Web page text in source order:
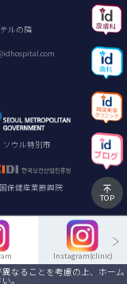
Instagram(clinic)
ルの隣
ソウル特別市
保健産業振興院
TOP
なることを考慮の上、ホーム
。